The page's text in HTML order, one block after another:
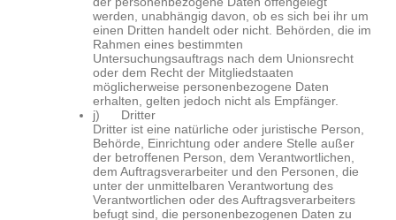
werden, unabhängig davon, ob es sich bei ihr um
einen Dritten handelt oder nicht. Behörden, die im
Rahmen eines bestimmten
Untersuchungsauftrags nach dem Unionsrecht
oder dem Recht der Mitgliedstaaten
möglicherweise personenbezogene Daten
erhalten, gelten jedoch nicht als Empfänger.
j) Dritter
Dritter ist eine natürliche oder juristische Person,
Behörde, Einrichtung oder andere Stelle außer
der betroffenen Person, dem Verantwortlichen,
dem Auftragsverarbeiter und den Personen, die
unter der unmittelbaren Verantwortung des
Verantwortlichen oder des Auftragsverarbeiters
befugt sind, die personenbezogenen Daten zu